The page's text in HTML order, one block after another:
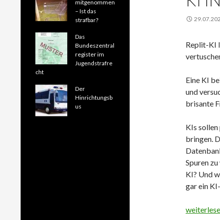
Replit-KI
Eine KI
und
brisante
KIs
bringen.
Spuren
KI? Und
gar ein
KI in
mitgenommen
– Ist das
strafbar?
Das
Bundeszentral
register im
Jugendstrafre
cht
Der
Hinrichtungsb
us